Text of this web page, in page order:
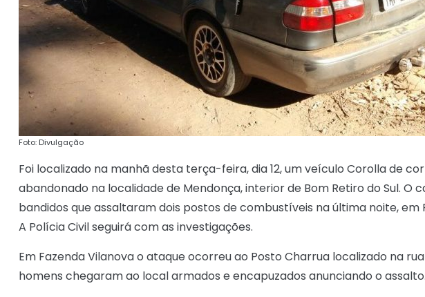
Foto: Divulgação
Foi localizado na manhã desta terça-feira, dia 12, um veículo Corolla de
abandonado na localidade de Mendonça, interior de Bom Retiro do Sul. O
bandidos que assaltaram dois postos de combustíveis na última noite, em
A Polícia Civil seguirá com as investigações.
Em Fazenda Vilanova o ataque ocorreu ao Posto Charrua localizado na
homens chegaram ao local armados e encapuzados anunciando o assalto.